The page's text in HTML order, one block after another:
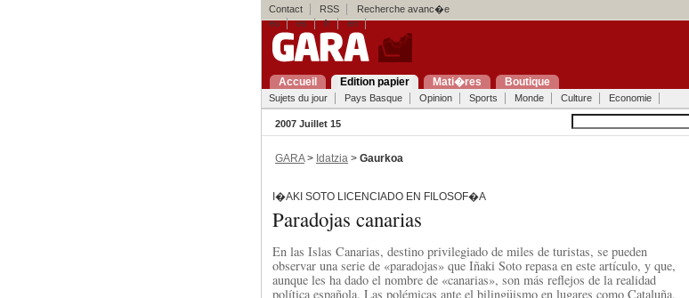
Contact RSS Recherche avanc�e
eu
es fr en
Accueil Edition papier Mati�res Boutique
Sujets du jour Pays Basque Opinion Sports Monde Culture Economie
2007 Juillet 15
GARA> Idatzia > Gaurkoa
I�AKI SOTO LICENCIADO EN FILOSOF�A
Paradojas canarias
En las Islas Canarias, destino privilegiado de miles de turistas, se pueden
observar una serie de «paradojas» que Iñaki Soto repasa en este artículo, y que,
aunque les ha dado el nombre de «canarias», son más reflejos de la realidad
política española. Las polémicas ante el bilingüismo en lugares como Cataluña,